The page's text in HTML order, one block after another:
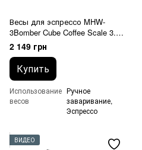
Весы для эспрессо MHW-
3Bomber Cube Coffee Scale 3.0
Micro
2 149 грн
Купить
Использование
весов
Ручное
заваривание,
Эспрессо
ВИДЕО